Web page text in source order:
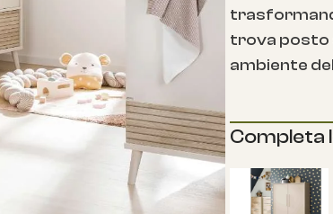
trova posto
ambiente
Completa